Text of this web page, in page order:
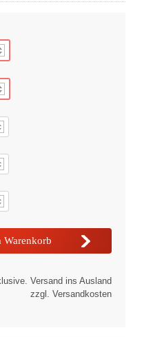
Versand ins Ausland
zzgl. Versandkosten